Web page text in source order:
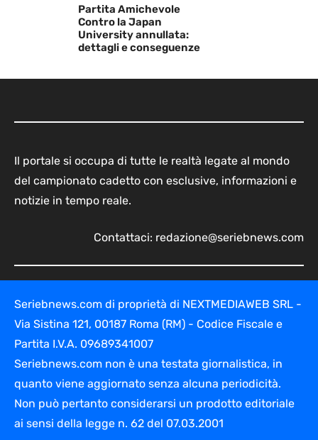
Partita Amichevole
Contro la Japan
University annullata:
dettagli e conseguenze
Il portale si occupa di tutte le realtà legate al mondo
del campionato cadetto con esclusive, informazioni e
notizie in tempo reale.
Contattaci: redazione@seriebnews.com
Seriebnews.com di proprietà di NEXTMEDIAWEB SRL -
Via Sistina 121, 00187 Roma (RM) - Codice Fiscale e
Partita I.V.A. 09689341007
Seriebnews.com non è una testata giornalistica, in
quanto viene aggiornato senza alcuna periodicità.
Non può pertanto considerarsi un prodotto editoriale
ai sensi della legge n. 62 del 07.03.2001